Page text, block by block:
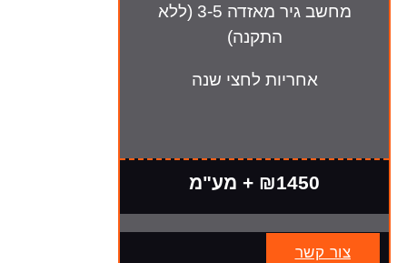
מחשב גיר מאזדה 3-5 (ללא
התקנה)
אחריות לחצי שנה
₪1450 + מע"מ
צור קשר